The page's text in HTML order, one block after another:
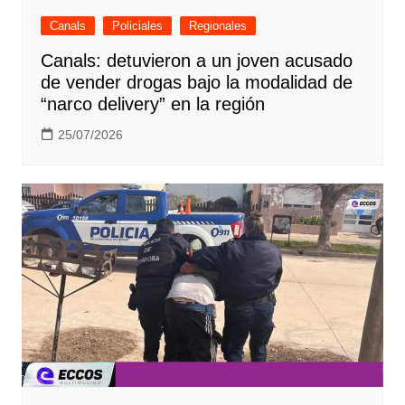
Canals Policiales Regionales
Canals: detuvieron a un joven acusado
de vender drogas bajo la modalidad de
“narco delivery” en la región
25/07/2026